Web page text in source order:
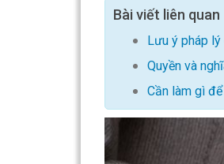
Bài viết liên quan
Lưu ý pháp
Quyền và
Cần làm gì